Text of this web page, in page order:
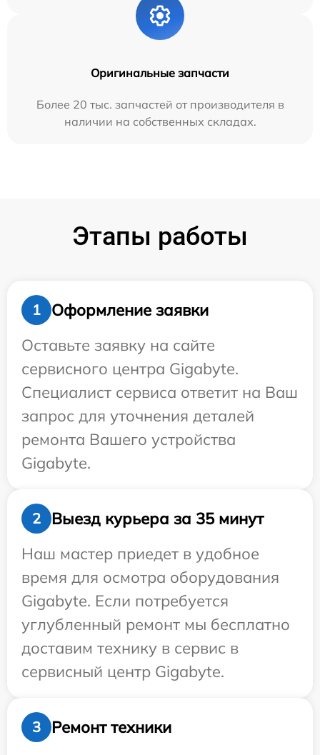
Оригинальные запчасти
Более 20 тыс. запчастей от производителя в
наличии на собственных складах.
Этапы работы
1
Оформление заявки
Оставьте заявку на сайте
сервисного центра Gigabyte.
Специалист сервиса ответит на Ваш
запрос для уточнения деталей
ремонта Вашего устройства
Gigabyte.
2
Выезд курьера за 35 минут
Наш мастер приедет в удобное
время для осмотра оборудования
Gigabyte. Если потребуется
углубленный ремонт мы бесплатно
доставим технику в сервис в
сервисный центр Gigabyte.
3
Ремонт техники